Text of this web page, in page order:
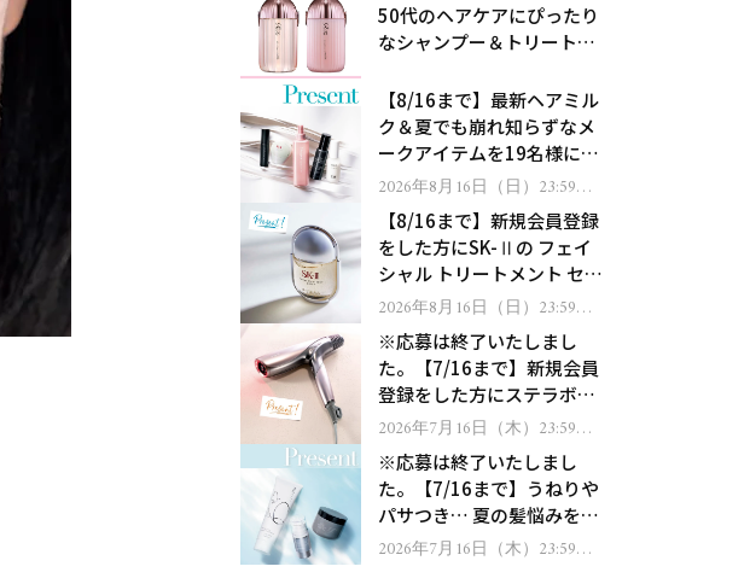
50代のヘアケアにぴったり
なシャンプー＆トリートメ
処！
【8/16まで】最新ヘアミル
ク＆夏でも崩れ知らずなメ
ークアイテムを19名様にプ
レゼント！
2026年8月16日（日）23:59ま
で【8/16まで】新規会員登録
をした方にSK-Ⅱの フェイ
シャル トリートメント セラ
ムをプレゼント！
2026年8月16日（日）23:59ま
※応募は終了いたしまし
た。【7/16まで】新規会員
登録をした方にステラボー
テのシャインリバース ヘア
ゼント！
2026年7月16日（木）23:59ま
※応募は終了いたしまし
た。【7/16まで】うねりや
パサつき… 夏の髪悩みを解
消するヘアケアアイテムを
2026年7月16日（木）23:59ま